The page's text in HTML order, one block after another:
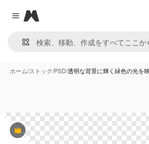
Close menu
Magnific
ホーム/ストック/PSD/透明な背景に輝く緑色の光を
Premium